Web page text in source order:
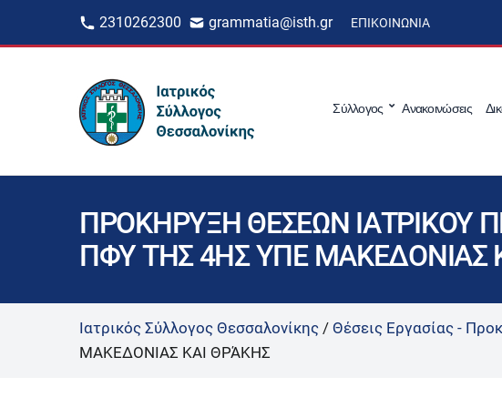
2310262300 grammatia@isth.gr ΕΠΙΚΟΙΝΩΝΊΑ
Σύλλογος Ανακοινώσεις
ΠΡΟΚΗΡΥΞΗ ΘΕΣΕΩΝ ΙΑΤΡΙΚΟΥ
ΠΦΥ ΤΗΣ 4ΗΣ ΥΠΕ ΜΑΚΕΔΟΝΙΑΣ
Ιατρικός Σύλλογος Θεσσαλονίκης / Θέσεις Εργασίας -
ΜΑΚΕΔΟΝΙΑΣ ΚΑΙ ΘΡΆΚΗΣ